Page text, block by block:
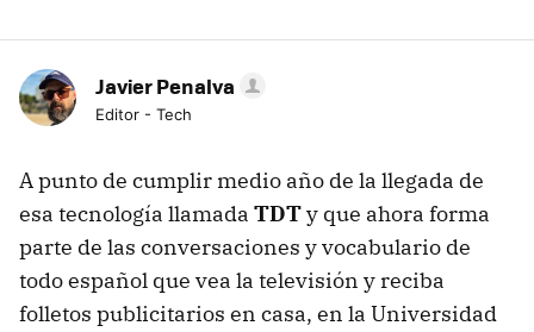
Javier Penalva
Editor - Tech
A punto de cumplir medio año de la llegada de
esa tecnología llamada TDTy que ahora forma
parte de las conversaciones y vocabulario de
todo español que vea la televisión y reciba
folletos publicitarios en casa, en la Universidad